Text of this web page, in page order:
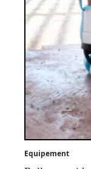
Equipement